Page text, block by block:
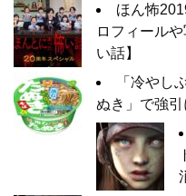
ほん怖
ロフィール
い話】
「冷やし
ぬき」で強引